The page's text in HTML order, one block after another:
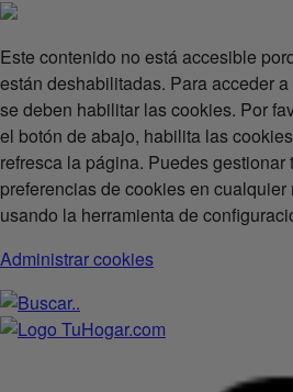
Este contenido no está accesible
están deshabilitadas. Para acceder
se deben habilitar las cookies. Por
el botón de abajo, habilita las
refresca la página. Puedes gestionar
preferencias de cookies en cualquier
usando la herramienta de
Administrar cookies